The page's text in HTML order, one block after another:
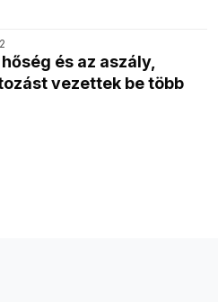
és az aszály,
vezettek be több